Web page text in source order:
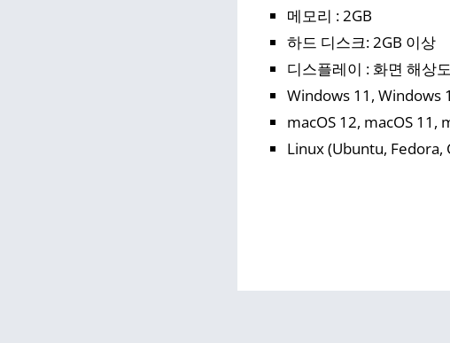
메모리 : 2GB
하드 디스크: 2GB 이상
디스플레이 : 화면 해상
Windows 11, Windows
macOS 12, macOS 11,
Linux (Ubuntu, Fedora,